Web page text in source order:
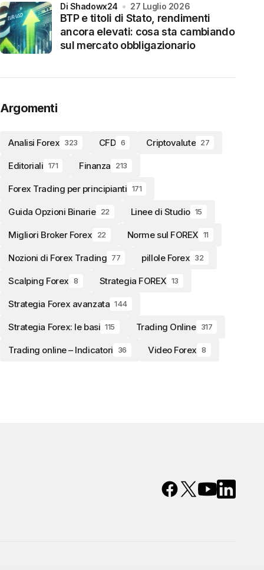
BTP e titoli di Stato, rendimenti
ancora elevati: cosa sta cambiando
sul mercato obbligazionario
di Shadowx24 27 Luglio 2026
Argomenti
Analisi Forex 323 CFD 6 Criptovalute 27
Editoriali 171 Finanza 213
Forex Trading per principianti 171
Guida Opzioni Binarie 22 Linee di Studio 15
Migliori Broker Forex 22 Norme sul FOREX 11
Nozioni di Forex Trading 77 pillole Forex 32
Scalping Forex 8 Strategia FOREX 13
Strategia Forex avanzata 144
Strategia Forex: le basi 115 Trading Online 317
Trading online – Indicatori 36 Video Forex 8